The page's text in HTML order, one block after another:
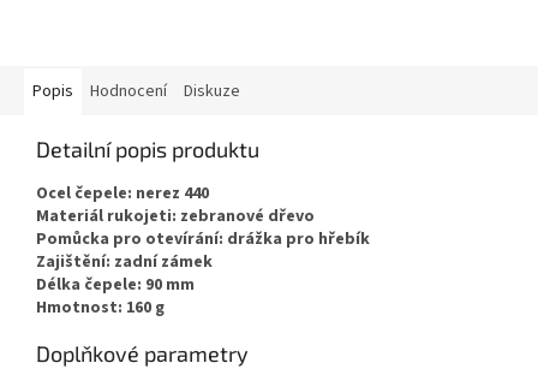
Popis Hodnocení Diskuze
Detailní popis produktu
Ocel čepele: nerez 440
Materiál rukojeti: zebranové dřevo
Pomůcka pro otevírání: drážka pro hřebík
Zajištění: zadní zámek
Délka čepele: 90 mm
Hmotnost: 160 g
Doplňkové parametry